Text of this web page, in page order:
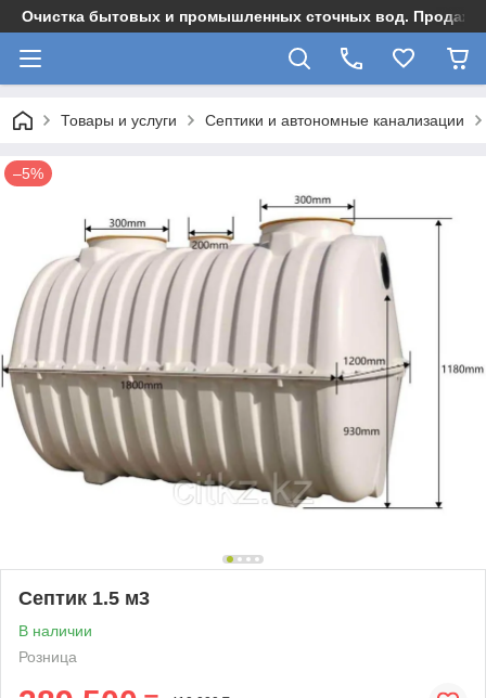
Очистка бытовых и промышленных сточных вод.
Товары и услуги Септики и автономные канализации
–5%
Септик 1.5 м3
В наличии
Розница